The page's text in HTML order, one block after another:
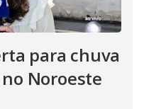
para chuva
Noroeste